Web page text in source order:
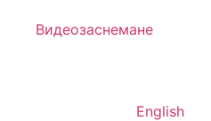
Видеозаснемане
English